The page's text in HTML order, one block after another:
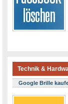
Technik &
Google Brille